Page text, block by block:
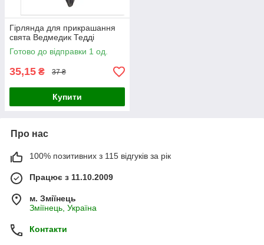
Гірлянда для прикрашання
свята Ведмедик Тедді
Готово до відправки 1 од.
35,15 ₴ 37 ₴
Купити
Про нас
100% позитивних з 115 відгуків за рік
Працює з 11.10.2009
м. Зміїнець
Зміїнець, Україна
Контакти